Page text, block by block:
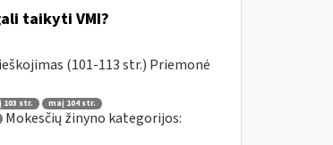
taikyti VMI?
(101-113 str.) Priemonė
103 str.
maį 104 str.
Mokesčių žinyno kategorijos: